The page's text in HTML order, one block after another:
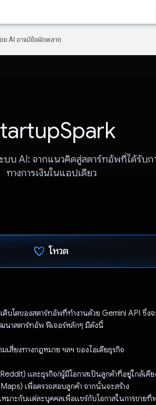
ย AI อาจมีข้อผิดพลาด
บบ AI: จากแนวคิดสู่สตาร์ทอัพที่ได้รับ
ทางการเงินในแอปเดียว
โหวต
ติบโตของสตาร์ทอัพที่ทำงานด้วย Gemini API ซึ่ง
นาสตาร์ทอัพ ฟีเจอร์หลักๆ มีดังนี้
เสี่ยงทางกฎหมาย ฯลฯ ของไอเดียธุรกิจ
และธุรกิจ/ผู้มีโอกาสเป็นลูกค้าที่อยู่ใกล้เคีย
เพื่อตรวจสอบลูกค้า จากนั้นจะสร้าง
าะกับแต่ละบุคคลเพื่อแชร์กับโอกาสในการขายที่